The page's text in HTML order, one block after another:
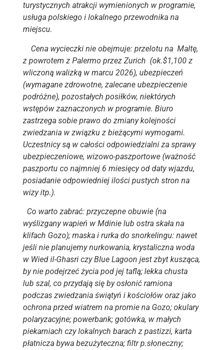
turystycznych atrakcji wymienionych w programie,
usługa polskiego i lokalnego przewodnika na
miejscu.
Cena wycieczki nie obejmuje: przelotu na Maltę,
z powrotem z Palermo przez Zurich (ok.$1,100 z
wliczoną walizką w marcu 2026), ubezpieczeń
(wymagane zdrowotne, zalecane ubezpieczenie
podróżne), pozostałych posiłków, niektórych
wstępów zaznaczonych w programie. Biuro
zastrzega sobie prawo do zmiany kolejności
zwiedzania w związku z bieżącymi wymogami.
Uczestnicy są w całości odpowiedzialni za sprawy
ubezpieczeniowe, wizowo-paszportowe (ważność
paszportu co najmniej 6 miesięcy od daty wjazdu,
posiadanie odpowiedniej ilości pustych stron na
wizy itp.).
Co warto zabrać: przyczepne obuwie (na
wyślizgany wapień w Mdinie lub ostra skała na
klifach Gozo); maska i rurka do snorkelingu: nawet
jeśli nie planujemy nurkowania, krystaliczna woda
w Wied il-Ghasri czy Blue Lagoon jest zbyt kusząca,
by nie podejrzeć życia pod jej taflą; lekka chusta
lub szal, co przydają się by osłonić ramiona
podczas zwiedzania świątyń i kościołów oraz jako
ochrona przed wiatrem na promie na Gozo; okulary
polaryzacyjne; powerbank; gotówka, w małych
piekarniach czy lokalnych barach z pastizzi, karta
płatnicza bywa bezużyteczna; filtr p.słoneczny;